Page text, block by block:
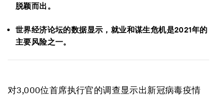
脱颖而出。
世界经济论坛的数据显示，就业和谋生危机是2021年的
主要风险之一。
对3,000位首席执行官的调查显示出新冠病毒疫情